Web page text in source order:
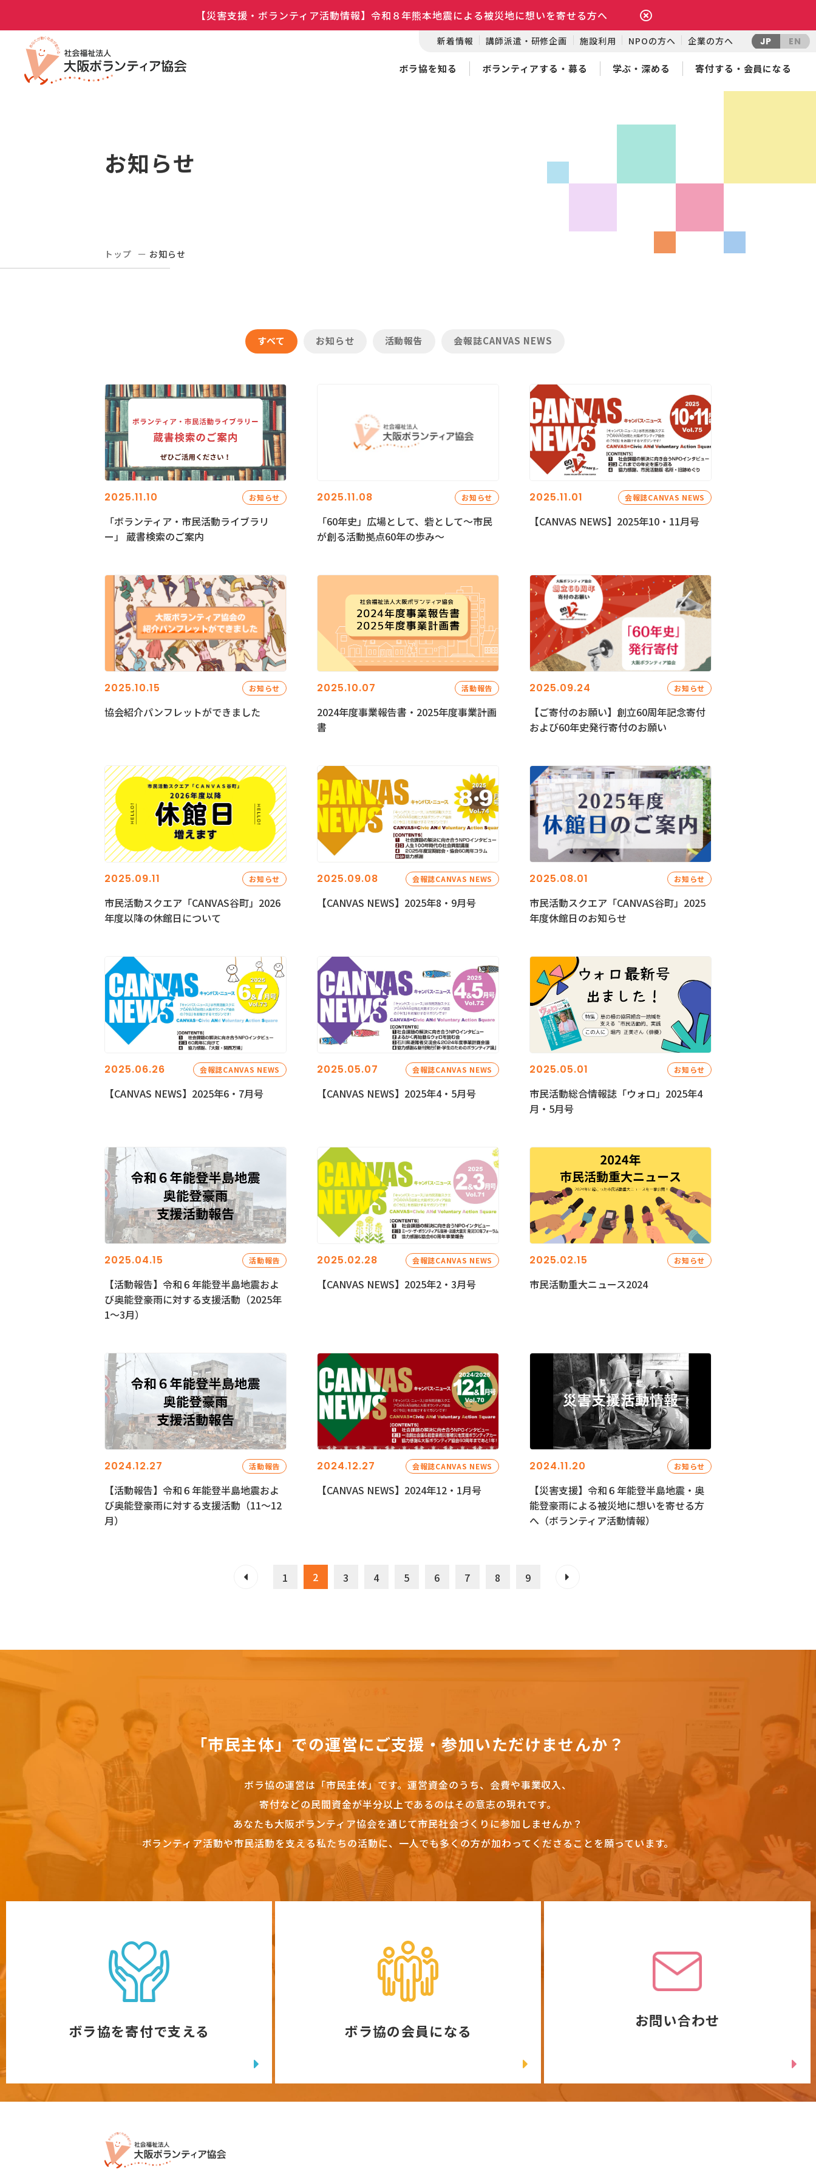
【災害支援・ボランティア活動情報】令和８年熊本地震による被災地に想いを寄せる方へ
新着情報 講師派遣・研修企画 施設利用 NPOの方へ 企業の方へ JP EN
ボラ協を知る ボランティアする・募る 学ぶ・深める 寄付する・会員になる
お知らせ
トップ お知らせ
すべて お知らせ 活動報告 会報誌CANVAS NEWS
2025.11.10 お知らせ
「ボランティア・市民活動ライブラリ
ー」 蔵書検索のご案内
2025.11.08 お知らせ
「60年史」広場として、砦として～市民
が創る活動拠点60年の歩み～
2025.11.01 会報誌CANVAS NEWS
【CANVAS NEWS】2025年10・11月号
2025.10.15 お知らせ
協会紹介パンフレットができました
2025.10.07 活動報告
2024年度事業報告書・2025年度事業計画
書
2025.09.24 お知らせ
【ご寄付のお願い】創立60周年記念寄付
および60年史発行寄付のお願い
2025.09.11 お知らせ
市民活動スクエア「CANVAS谷町」2026
年度以降の休館日について
2025.09.08 会報誌CANVAS NEWS
【CANVAS NEWS】2025年8・9月号
2025.08.01 お知らせ
市民活動スクエア「CANVAS谷町」2025
年度休館日のお知らせ
2025.06.26 会報誌CANVAS NEWS
【CANVAS NEWS】2025年6・7月号
2025.05.07 会報誌CANVAS NEWS
【CANVAS NEWS】2025年4・5月号
2025.05.01 お知らせ
市民活動総合情報誌「ウォロ」2025年4
月・5月号
2025.04.15 活動報告
【活動報告】令和６年能登半島地震およ
び奥能登豪雨に対する支援活動（2025年
1〜3月）
2025.02.28 会報誌CANVAS NEWS
【CANVAS NEWS】2025年2・3月号
2025.02.15 お知らせ
市民活動重大ニュース2024
2024.12.27 活動報告
【活動報告】令和６年能登半島地震およ
び奥能登豪雨に対する支援活動（11〜12
月）
2024.12.27 会報誌CANVAS NEWS
【CANVAS NEWS】2024年12・1月号
2024.11.20 お知らせ
【災害支援】令和６年能登半島地震・奥
能登豪雨による被災地に想いを寄せる方
へ（ボランティア活動情報）
1 2 3 4 5 6 7 8 9
「市民主体」での運営にご支援・参加いただけませんか？
ボラ協の運営は「市民主体」です。 運営資金のうち、会費や事業収入、
寄付などの民間資金が半分以上であるのはその意志の現れです。
あなたも大阪ボランティア協会を通じて市民社会づくりに参加しませんか？
ボランティア活動や市民活動を支える私たちの活動に、一人でも多くの方が加わってくださることを願っています。
ボラ協を寄付で支える ボラ協の会員になる
お問い合わせ